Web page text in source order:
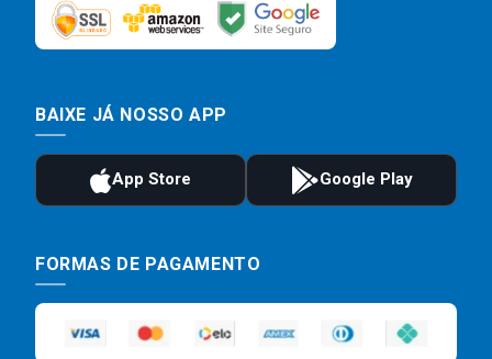
BAIXE JÁ NOSSO APP
FORMAS DE PAGAMENTO